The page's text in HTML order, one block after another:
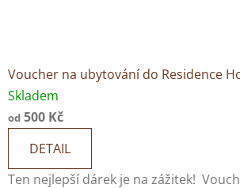
Voucher na ubytování do Residence
Skladem
od 500 Kč
DETAIL
Ten nejlepší dárek je na zážitek!